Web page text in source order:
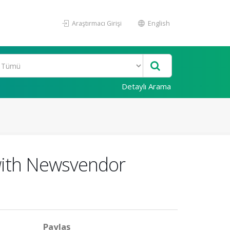
Araştırmacı Girişi English
Detaylı Arama
Newsvendor
Paylaş